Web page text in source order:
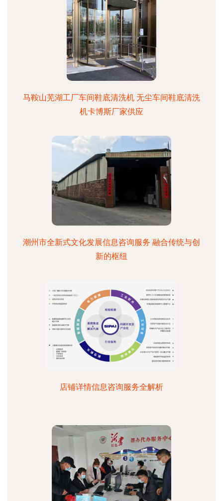
马鞍山芜湖工厂车间鞋底清洗机 无尘车间鞋底清洗
机卡博斯厂家供应
潮州市全新式文化发展信息咨询服务 融合传统与创
新的枢纽
店铺详情信息咨询服务全解析